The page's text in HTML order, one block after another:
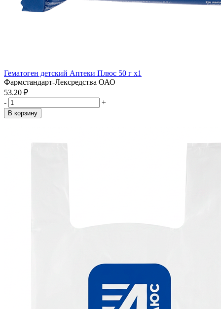
Гематоген детский Аптеки Плюс 50 г x1
Фармстандарт-Лексредства ОАО
53.20 ₽
-
+
В корзину